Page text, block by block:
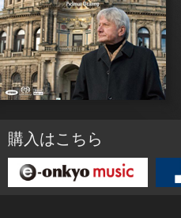
購入はこちら